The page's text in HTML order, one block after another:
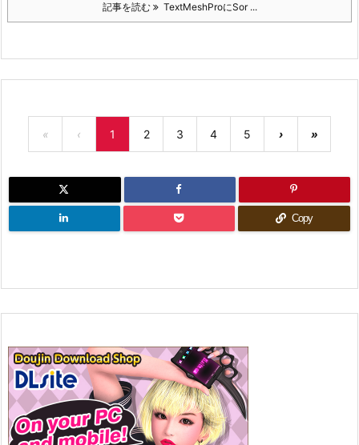
記事を読む TextMeshProにSor ...
« ‹ 1 2 3 4 5 › »
Copy